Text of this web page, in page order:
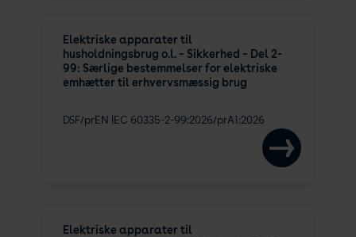
Elektriske apparater til
husholdningsbrug o.l. – Sikkerhed – Del 2-
99: Særlige bestemmelser for elektriske
emhætter til erhvervsmæssig brug
DSF/prEN IEC 60335-2-99:2026/prA1:2026
Elektriske apparater til